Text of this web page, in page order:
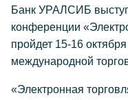
Банк УРАЛСИБ
конференции
пройдет 15-16
международной
«Электронная